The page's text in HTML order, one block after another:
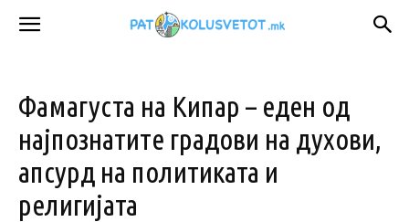
Фамагуста на Кипар – еден од
најпознатите градови на духови,
апсурд на политиката и
религијата